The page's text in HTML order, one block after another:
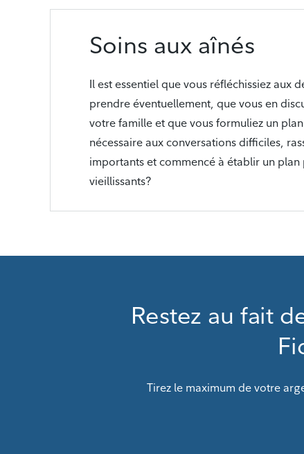
Soins aux aînés
Il est essentiel que vous réfléchissiez aux
prendre éventuellement, que vous en
votre famille et que vous formuliez un
nécessaire aux conversations difficiles,
importants et commencé à établir un
vieillissants?
Restez au fait
Tirez le maximum de votre